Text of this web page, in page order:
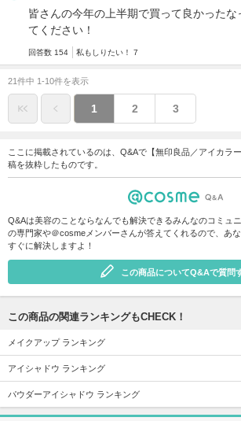
皆さんの今年の上半期で買って良かったな
てください！
回答数 154 私もしりたい！ 7
21件中 1-10件を表示
1 2 3
ここに掲載されているのは、Q&Aで【無印良品／アイカラ
稿を抜粋したものです。
Q&Aは美容のことならなんでも解決できるみんなのコミュ
の専門家や＠cosmeメンバーさんが答えてくれるので、あ
すぐに解決しますよ！
この商品についてQ&Aで質問
この商品の関連ランキングもCHECK！
メイクアップ ランキング
アイシャドウ ランキング
パウダーアイシャドウ ランキング